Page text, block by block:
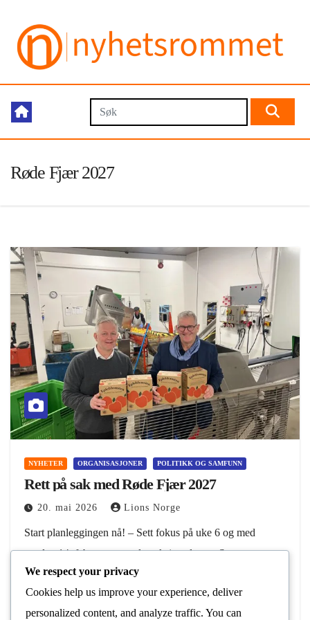
Røde Fjær 2027
NYHETER ORGANISASJONER POLITIKK OG SAMFUNN
Rett på sak med Røde Fjær 2027
20. mai 2026 Lions Norge
Start planleggingen nå! – Sett fokus på uke 6 og med
søndag 14. februar som selve aksjonsdagen. Start
planleggingen med samarbeidspartnere så snart som mulig.
Hele 60-65 prosent av beløpet ved tidligere…
We respect your privacy
Cookies help us improve your experience, deliver
personalized content, and analyze traffic. You can